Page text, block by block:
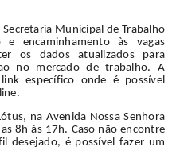
Municipal de Trabalho
encaminhamento às vagas
os dados atualizados para
no mercado de trabalho. A
específico onde é possível
na Avenida Nossa Senhora
8h às 17h. Caso não encontre
desejado, é possível fazer um